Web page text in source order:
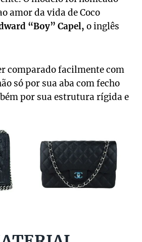
amor da vida de Coco
“Boy” Capel, o inglês
comparado facilmente com
só por sua aba com fecho
por sua estrutura rígida e